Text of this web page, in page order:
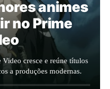
animes
no Prime
cresce e reúne títulos
a produções modernas.